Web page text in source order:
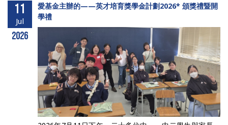
11
Jul
2026
愛基金主辦的——英才培育獎學金計劃2026* 頒獎禮暨開
學禮